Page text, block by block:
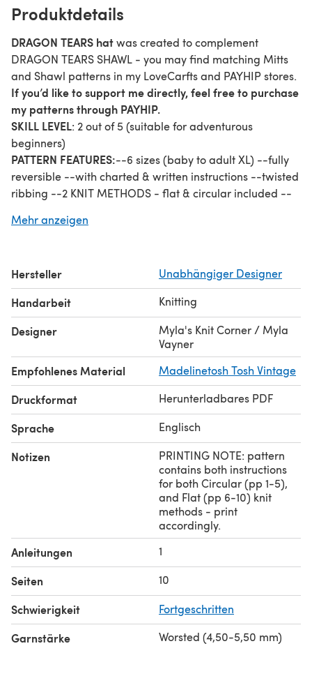
Produktdetails
DRAGON TEARS hatwas created to complement
DRAGON TEARS SHAWL - you may find matching Mitts
and Shawl patterns in my LoveCarfts and PAYHIP stores.
If you’d like to support me directly, feel free to purchase
my patterns through PAYHIP.
SKILL LEVEL: 2 out of 5 (suitable for adventurous
beginners)
PATTERN FEATURES:--6 sizes (baby to adult XL) --fully
reversible --with charted & written instructions --twisted
ribbing --2 KNIT METHODS - flat & circular included --
seaming (for flat knit method)
Mehr anzeigen
Hersteller Unabhängiger Designer
Handarbeit Knitting
Designer
Myla's Knit Corner / Myla
Vayner
Empfohlenes Material Madelinetosh Tosh Vintage
Druckformat Herunterladbares PDF
Sprache Englisch
Notizen
PRINTING NOTE: pattern
contains both instructions
for both Circular (pp 1-5),
and Flat (pp 6-10) knit
methods - print
accordingly.
Anleitungen 1
Seiten 10
Schwierigkeit Fortgeschritten
Garnstärke Worsted (4,50-5,50 mm)